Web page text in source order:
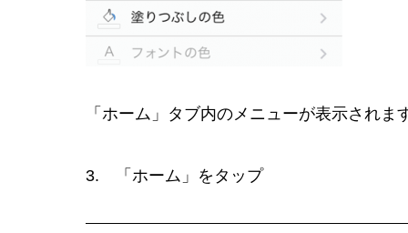
「ホーム」タブ内のメニューが表示されま
3. 「ホーム」をタップ